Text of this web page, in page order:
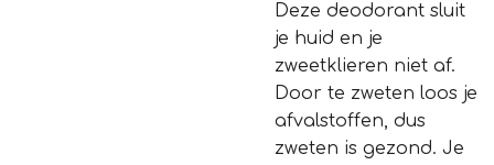
Deze deodorant sluit
je huid en je
zweetklieren niet af.
Door te zweten loos je
afvalstoffen, dus
zweten is gezond. Je